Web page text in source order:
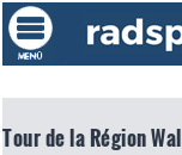
Tour de la Région